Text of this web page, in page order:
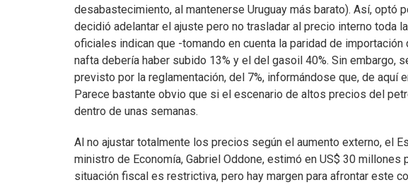
desabastecimiento, al mantenerse Uruguay más barato). Así, optó
decidió adelantar el ajuste pero no trasladar al precio interno toda
oficiales indican que -tomando en cuenta la paridad de importación
nafta debería haber subido 13% y el del gasoil 40%. Sin embargo,
previsto por la reglamentación, del 7%, informándose que, de aquí
Parece bastante obvio que si el escenario de altos precios del
dentro de unas semanas.
Al no ajustar totalmente los precios según el aumento externo, el
ministro de Economía, Gabriel Oddone, estimó en US$ 30 millones
situación fiscal es restrictiva, pero hay margen para afrontar este